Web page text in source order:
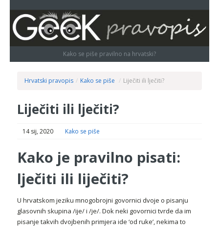
Kako se piše pravilno na hrvatski?
Hrvatski pravopis / Kako se piše / Liječiti ili lječiti?
Liječiti ili lječiti?
14 sij, 2020 Kako se piše
Kako je pravilno pisati:
lječiti ili liječiti?
U hrvatskom jeziku mnogobrojni govornici dvoje o pisanju
glasovnih skupina /ije/ i /je/. Dok neki govornici tvrde da im
pisanje takvih dvojbenih primjera ide ‘od ruke’, nekima to